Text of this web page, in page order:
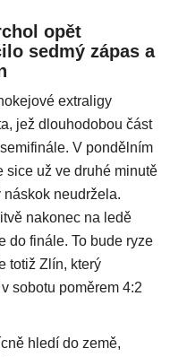
opět
sedmý zápas a
extraligy
jež dlouhodobou část
V pondělním
sice už ve druhé minutě
neudržela.
nakonec na ledě
do finále. To bude ryze
totiž Zlín, který
sobotu poměrem 4:2
hledí do země,